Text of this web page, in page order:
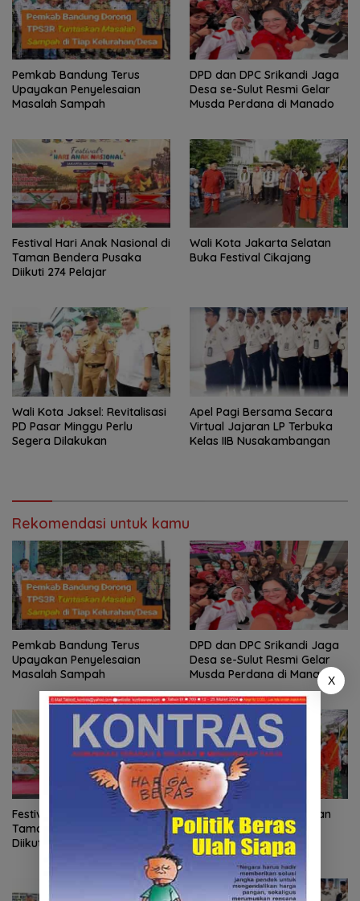
Pemkab Bandung Terus
Upayakan Penyelesaian
Masalah Sampah
DPD dan DPC Srikandi Jaga
Desa se-Sulut Resmi Gelar
Musda Perdana di Manado
Festival Hari Anak Nasional di
Taman Bendera Pusaka
Diikuti 274 Pelajar
Wali Kota Jakarta Selatan
Buka Festival Cikajang
Wali Kota Jaksel: Revitalisasi
PD Pasar Minggu Perlu
Segera Dilakukan
Apel Pagi Bersama Secara
Virtual Jajaran LP Terbuka
Kelas IIB Nusakambangan
Rekomendasi untuk kamu
Pemkab Bandung Terus
Upayakan Penyelesaian
Masalah Sampah
DPD dan DPC Srikandi Jaga
Desa se-Sulut Resmi Gelar
Musda Perdana di Manado
Festival Hari Anak Nasional di
Taman Bendera Pusaka
Diikuti 274 Pelajar
Wali Kota Jakarta Selatan
Buka Festival Cikajang
X